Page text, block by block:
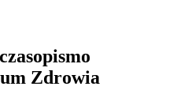
Zdrowia